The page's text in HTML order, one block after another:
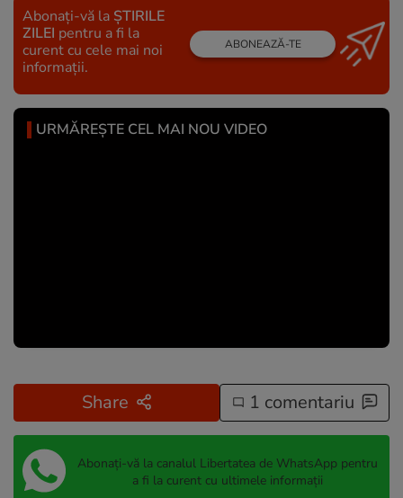
Abonați-vă la ȘTIRILE
ZILEI pentru a fi la
curent cu cele mai noi
informații.
ABONEAZĂ-TE
URMĂREȘTE CEL MAI NOU VIDEO
Share 1 comentariu
Abonați-vă la canalul Libertatea de WhatsApp pentru
a fi la curent cu ultimele informații